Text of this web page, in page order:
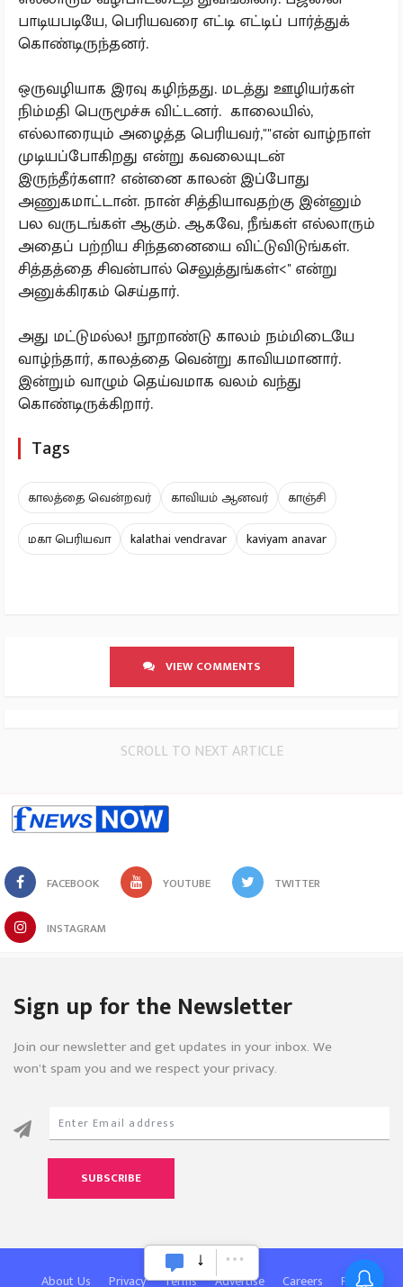
பாடியபடியே, பெரியவரை எட்டி எட்டிப் பார்த்துக்
கொண்டிருந்தனர்.
ஒருவழியாக இரவு கழிந்தது. மடத்து ஊழியர்கள்
நிம்மதி பெருமூச்சு விட்டனர். காலையில்,
எல்லாரையும் அழைத்த பெரியவர்,""என் வாழ்நாள்
முடியப்போகிறது என்று கவலையுடன்
இருந்தீர்களா? என்னை காலன் இப்போது
அணுகமாட்டான். நான் சித்தியாவதற்கு இன்னும்
பல வருடங்கள் ஆகும். ஆகவே, நீங்கள் எல்லாரும்
அதைப் பற்றிய சிந்தனையை விட்டுவிடுங்கள்.
சித்தத்தை சிவன்பால் செலுத்துங்கள்<'' என்று
அனுக்கிரகம் செய்தார்.
அது மட்டுமல்ல! நூறாண்டு காலம் நம்மிடையே
வாழ்ந்தார், காலத்தை வென்று காவியமானார்.
இன்றும் வாழும் தெய்வமாக வலம் வந்து
கொண்டிருக்கிறார்.
Tags
காலத்தை வென்றவர் காவியம் ஆனவர்
காஞ்சி
மகா பெரியவா
kalathai vendravar kaviyam anavar
VIEW COMMENTS
SCROLL TO NEXT ARTICLE
FACEBOOK YOUTUBE TWITTER
INSTAGRAM
Sign up for the Newsletter
Join our newsletter and get updates in your inbox. We
won’t spam you and we respect your privacy.
SUBSCRIBE
About Us Privacy Terms Advertise Careers FAQ